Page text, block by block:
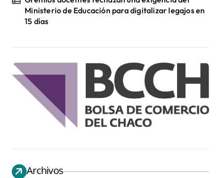
Ministerio de Educación para digitalizar legajos en
15 días
Archivos